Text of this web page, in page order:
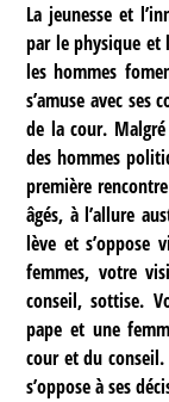
La jeunesse et
par le physique et
les hommes
s’amuse avec ses
de la cour.
des hommes
première
âgés, à l’allure
lève et s’oppose
femmes, votre
conseil, sottise.
pape et une
cour et du
s’oppose à ses